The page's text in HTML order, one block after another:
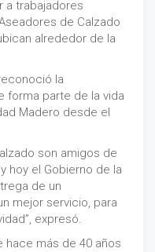
a trabajadores
de Calzado
alrededor de la
la
forma parte de la vida
Madero desde el
son amigos de
hoy el Gobierno de la
de un
mejor servicio, para
expresó.
hace más de 40 años